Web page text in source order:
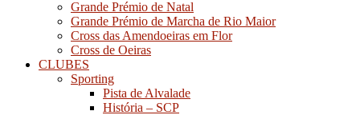
Grande Prémio de Natal
Grande Prémio de Marcha de Rio Maior
Cross das Amendoeiras em Flor
Cross de Oeiras
CLUBES
Sporting
Pista de Alvalade
História – SCP